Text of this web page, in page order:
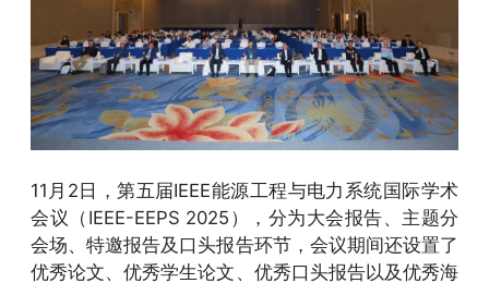
11月2日，第五届IEEE能源工程与电力系统国际学术
会议（IEEE-EEPS 2025），分为大会报告、主题分
会场、特邀报告及口头报告环节，会议期间还设置了
优秀论文、优秀学生论文、优秀口头报告以及优秀海